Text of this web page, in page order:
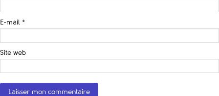
E-mail *
Site web